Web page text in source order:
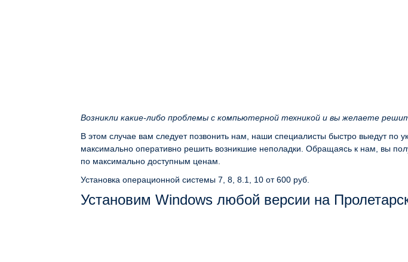
Возникли какие-либо проблемы с компьютерной техникой и вы желаете
В этом случае вам следует позвонить нам, наши специалисты быстро выедут по
максимально оперативно решить возникшие неполадки. Обращаясь к нам, вы
по максимально доступным ценам.
Установка операционной системы 7, 8, 8.1, 10 от 600 руб.
Установим Windows любой версии на